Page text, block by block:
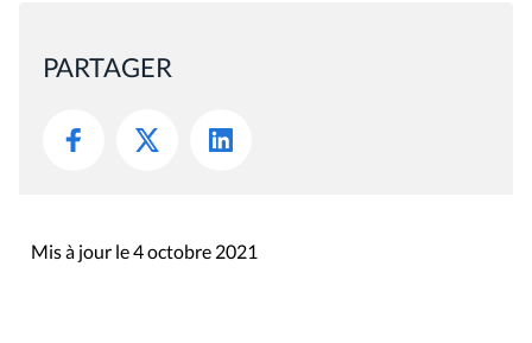
PARTAGER
Mis à jour le 4 octobre 2021